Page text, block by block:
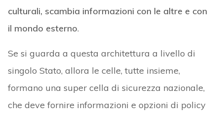
culturali, scambia informazioni con le altre e con
il mondo esterno.
Se si guarda a questa architettura a livello di
singolo Stato, allora le celle, tutte insieme,
formano una super cella di sicurezza nazionale,
che deve fornire informazioni e opzioni di policy